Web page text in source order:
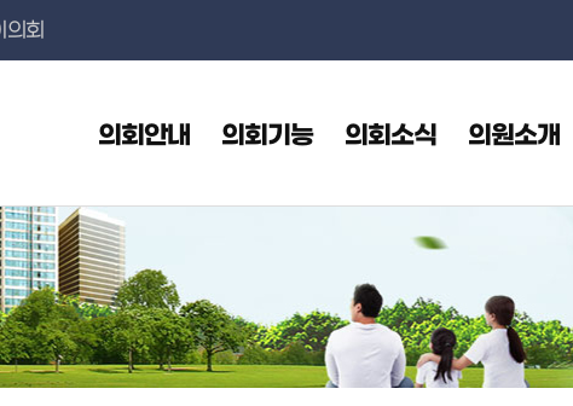
의회
의회안내 의회기능 의회소식 의원소개